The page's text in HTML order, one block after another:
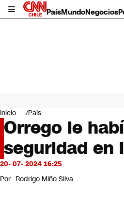
PaísMundoNegocios
Mundo
Negocios
Deportes
Programas completos
Cultura
Servicios
Bits
CNN Data
Inicio País
Orrego le
seguridad en
20- 07- 2024 16:25
Por Rodrigo Miño Silva